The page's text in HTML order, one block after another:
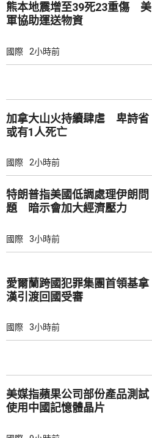
熊本地震增至39死23重傷 美
軍協助運送物資
國際 2小時前
加拿大山火持續肆虐 卑詩省
或有1人死亡
國際 2小時前
特朗普指美國低調處理伊朗問
題 暗示會加大經濟壓力
國際 3小時前
愛爾蘭跨國犯罪集團首領基拿
漢引渡回國受審
國際 3小時前
美媒指蘋果公司部份產品測試
使用中國記憶體晶片